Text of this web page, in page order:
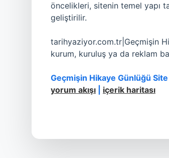
öncelikleri, sitenin temel yapı
geliştirilir.
tarihyaziyor.com.tr|Geçmişin
kurum, kuruluş ya da reklam
Geçmişin Hikaye Günlüğü
yorum akışı
içerik haritası